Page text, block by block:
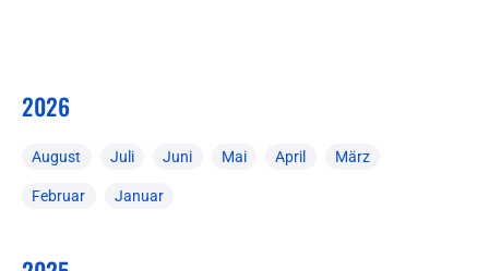
2026
August Juli Juni Mai April März
Februar Januar